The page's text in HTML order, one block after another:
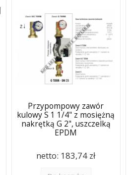
Przypompowy zawór
kulowy S 1 1/4" z mosiężną
nakrętką G 2", uszczelką
EPDM
netto: 183,74 zł